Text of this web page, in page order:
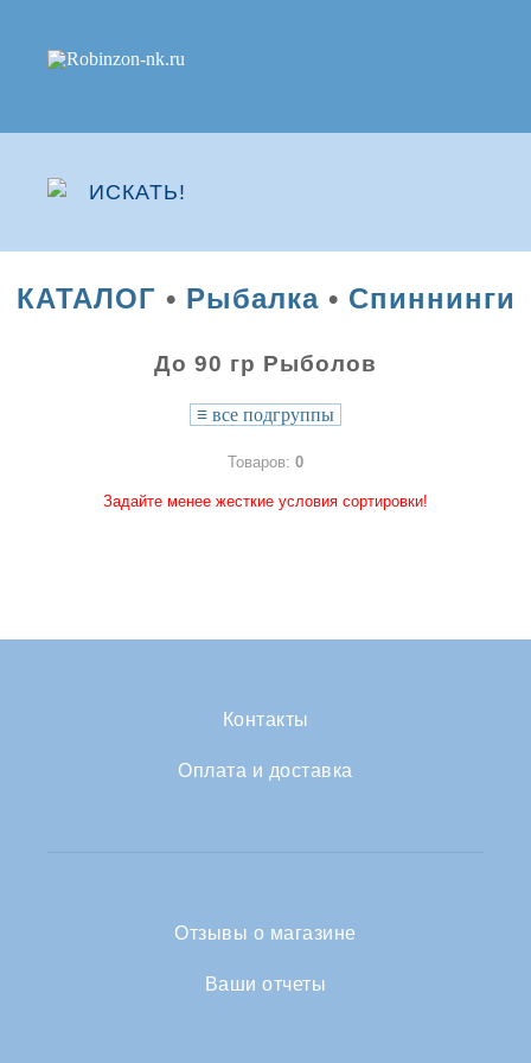
КАТАЛОГ • Рыбалка• Спиннинги
До 90 гр Рыболов
≡ все подгруппы
Товаров: 0
Задайте менее жесткие условия сортировки!
Контакты
Оплата и доставка
Отзывы о магазине
Ваши отчеты